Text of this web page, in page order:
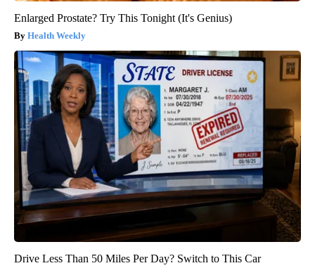
Enlarged Prostate? Try This Tonight (It's Genius)
Health Weekly
Drive Less Than 50 Miles Per Day? Switch to This Car